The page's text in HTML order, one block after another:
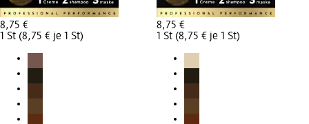
8,75 €
1 St (8,75 € je 1 St)
8,75 €
1 St (8,75 € je 1 St)